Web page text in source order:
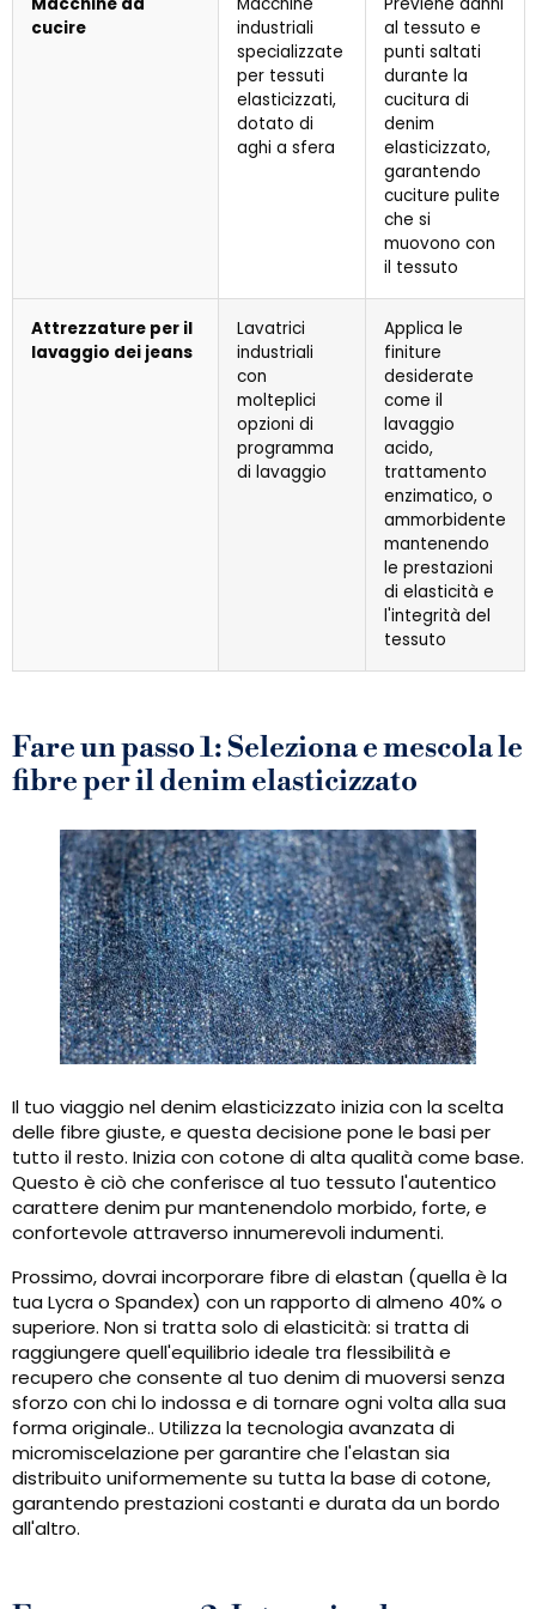
cucire
industriali
specializzate
per tessuti
elasticizzati,
dotato di
aghi a sfera
al tessuto e
punti saltati
durante la
cucitura di
denim
elasticizzato,
garantendo
cuciture pulite
che si
muovono con
il tessuto
Attrezzature per il
lavaggio dei jeans
Lavatrici
industriali
con
molteplici
opzioni di
programma
di lavaggio
Applica le
finiture
desiderate
come il
lavaggio
acido,
trattamento
enzimatico, o
ammorbidente
mantenendo
le prestazioni
di elasticità e
l'integrità del
tessuto
Fare un passo 1: Seleziona e mescola le
fibre per il denim elasticizzato
Il tuo viaggio nel denim elasticizzato inizia con la scelta
delle fibre giuste, e questa decisione pone le basi per
tutto il resto. Inizia con cotone di alta qualità come base.
Questo è ciò che conferisce al tuo tessuto l'autentico
carattere denim pur mantenendolo morbido, forte, e
confortevole attraverso innumerevoli indumenti.
Prossimo, dovrai incorporare fibre di elastan (quella è la
tua Lycra o Spandex) con un rapporto di almeno 40% o
superiore. Non si tratta solo di elasticità: si tratta di
raggiungere quell'equilibrio ideale tra flessibilità e
recupero che consente al tuo denim di muoversi senza
sforzo con chi lo indossa e di tornare ogni volta alla sua
forma originale.. Utilizza la tecnologia avanzata di
micromiscelazione per garantire che l'elastan sia
distribuito uniformemente su tutta la base di cotone,
garantendo prestazioni costanti e durata da un bordo
all'altro.